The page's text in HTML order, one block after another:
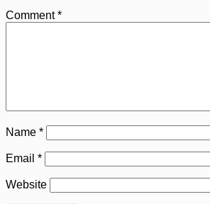
Comment*
Name *
Email *
Website